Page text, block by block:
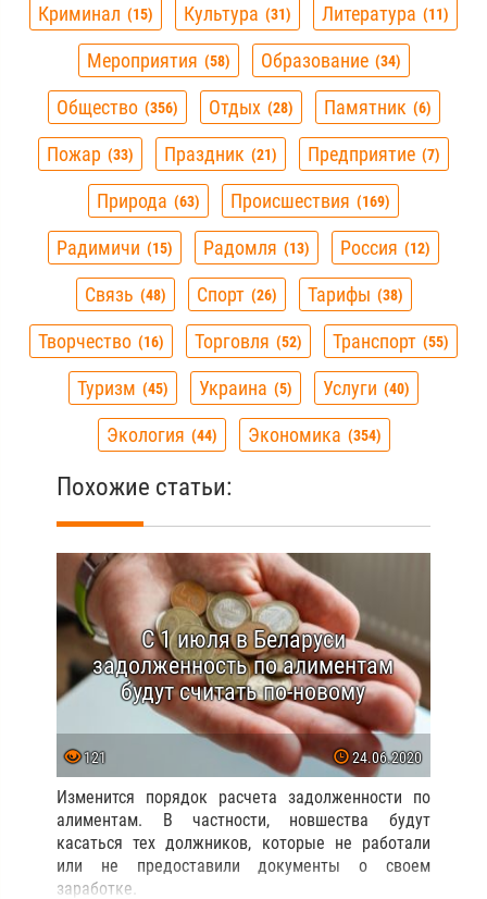
Криминал 15 Культура 31 Литература 11
Мероприятия 58 Образование 34
Общество 356 Отдых 28 Памятник 6
Пожар 33 Праздник 21 Предприятие 7
Природа 63 Происшествия 169
Радимичи 15 Радомля 13 Россия 12
Связь 48 Спорт 26 Тарифы 38
Творчество 16 Торговля 52 Транспорт 55
Туризм 45 Украина 5 Услуги 40
Экология 44 Экономика 354
Похожие статьи:
C 1 июля в Беларуси
задолженность по алиментам
будут считать по-новому
121 24.06.2020
Изменится порядок расчета задолженности по
алиментам. В частности, новшества будут
касаться тех должников, которые не работали
или не предоставили документы о своем
заработке.